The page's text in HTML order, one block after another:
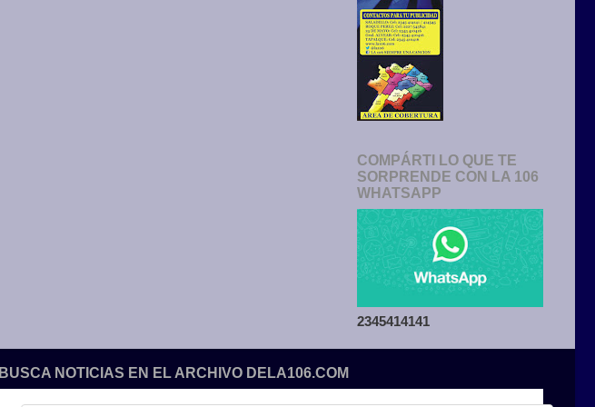
COMPÁRTI LO QUE TE
SORPRENDE CON LA 106
WHATSAPP
2345414141
BUSCA NOTICIAS EN EL ARCHIVO DELA106.COM